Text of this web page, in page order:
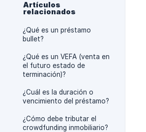
Artículos
relacionados
¿Qué es un préstamo
bullet?
¿Qué es un VEFA (venta en
el futuro estado de
terminación)?
¿Cuál es la duración o
vencimiento del préstamo?
¿Cómo debe tributar el
crowdfunding inmobiliario?